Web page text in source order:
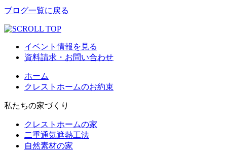
ブログ一覧に戻る
イベント情報を見る
資料請求・お問い合わせ
ホーム
クレストホームのお約束
私たちの家づくり
クレストホームの家
二重通気遮熱工法
自然素材の家